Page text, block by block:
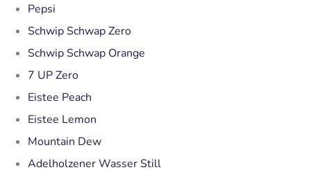
Pepsi
Schwip Schwap Zero
Schwip Schwap Orange
7 UP Zero
Eistee Peach
Eistee Lemon
Mountain Dew
Adelholzener Wasser Still